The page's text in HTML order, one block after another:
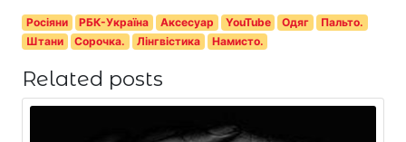
Росіяни РБК-Україна Аксесуар YouTube Одяг
Пальто.
Штани
Сорочка. Лінгвістика Намисто.
Related posts